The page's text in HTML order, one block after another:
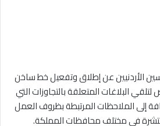
الأردنيين عن إطلاق وتفعيل خط ساخن
البلاغات المتعلقة بالتجاوزات التي
إلى الملاحظات المرتبطة بظروف العمل
في مختلف محافظات المملكة.